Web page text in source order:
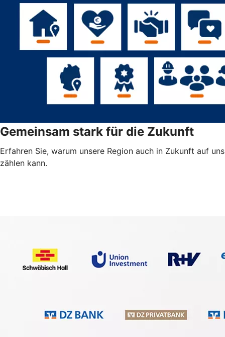
Gemeinsam stark für die Zukunft
Erfahren Sie, warum unsere Region auch in Zukunft auf uns
zählen kann.